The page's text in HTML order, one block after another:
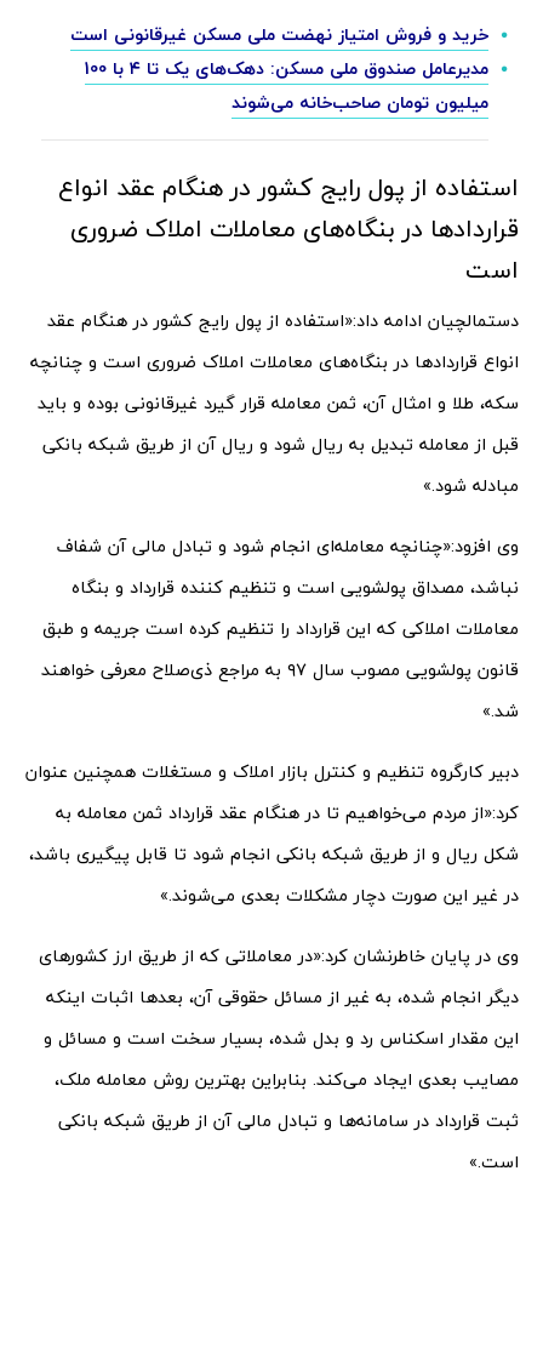
خرید و فروش امتیاز نهضت ملی مسکن غیرقانونی است
مدیرعامل صندوق ملی مسکن: دهک‌های یک تا ۴ با 100
میلیون تومان صاحب‌خانه می‌شوند
استفاده از پول رایج کشور در هنگام عقد انواع
قراردادها در بنگاه‌های معاملات املاک ضروری
است
دستمالچیان ادامه داد:«استفاده از پول رایج کشور در هنگام عقد
انواع قراردادها در بنگاه‌های معاملات املاک ضروری است و چنانچه
سکه، طلا و امثال آن، ثمن معامله قرار گیرد غیرقانونی بوده و باید
قبل از معامله تبدیل به ریال شود و ریال آن از طریق شبکه بانکی
مبادله شود.»
وی افزود:«چنانچه معامله‌ای انجام شود و تبادل مالی آن شفاف
نباشد، مصداق پولشویی است و تنظیم کننده قرارداد و بنگاه
معاملات املاکی که این قرارداد را تنظیم کرده است جریمه و طبق
قانون پولشویی مصوب سال ۹۷ به مراجع ذی‌صلاح معرفی خواهند
شد.»
دبیر کارگروه تنظیم و کنترل بازار املاک و مستغلات همچنین عنوان
کرد:«از مردم می‌خواهیم تا در هنگام عقد قرارداد ثمن معامله به
شکل ریال و از طریق شبکه بانکی انجام شود تا قابل پیگیری باشد،
در غیر این صورت دچار مشکلات بعدی می‌شوند.»
وی در پایان خاطرنشان کرد:«در معاملاتی که از طریق ارز کشورهای
دیگر انجام شده، به غیر از مسائل حقوقی آن، بعدها اثبات اینکه
این مقدار اسکناس رد و بدل شده، بسیار سخت است و مسائل و
مصایب بعدی ایجاد می‌کند. بنابراین بهترین روش معامله ملک،
ثبت قرارداد در سامانه‌ها و تبادل مالی آن از طریق شبکه بانکی
است.»